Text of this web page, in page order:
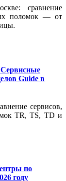
сравнение
поломок — от
Сервисные
Guide в
сервисов,
TR, TS, TD и
по
году